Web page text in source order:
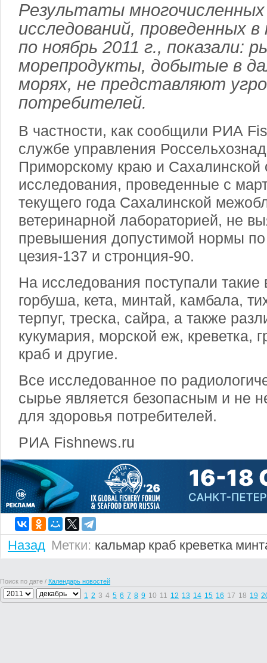
Результаты многочисленных
исследований, проведенных
по ноябрь 2011 г., показали:
морепродукты, добытые в
морях, не представляют
потребителей.
В частности, как сообщили РИА
службе управления
Приморскому краю и Сахалинской
исследования, проведенные с
текущего года Сахалинской
ветеринарной лабораторией, не
превышения допустимой нормы
цезия-137 и стронция-90.
На исследования поступали
горбуша, кета, минтай, камбала,
терпуг, треска, сайра, а также
кукумария, морской еж, креветка,
краб и другие.
Все исследованное по
сырье является безопасным и не
для здоровья потребителей.
РИА Fishnews.ru
Назад Метки: кальмар краб креветка
Поиск по дате / Календарь новостей
1 2 3 4 5 6 7 8 9 10 11 12 13 14 15 16 17 18 19